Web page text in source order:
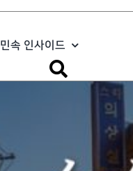
민속 인사이드